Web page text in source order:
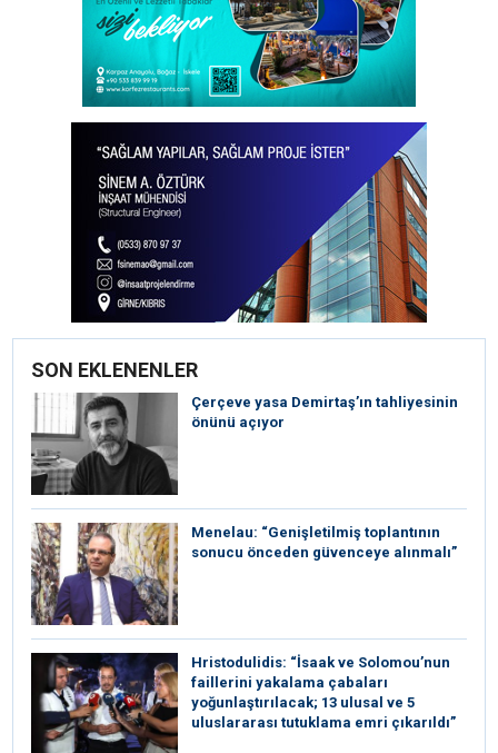
SON EKLENENLER
Çerçeve yasa Demirtaş’ın tahliyesinin
önünü açıyor
Menelau: “Genişletilmiş toplantının
sonucu önceden güvenceye alınmalı”
Hristodulidis: “İsaak ve Solomou’nun
faillerini yakalama çabaları
yoğunlaştırılacak; 13 ulusal ve 5
uluslararası tutuklama emri çıkarıldı”